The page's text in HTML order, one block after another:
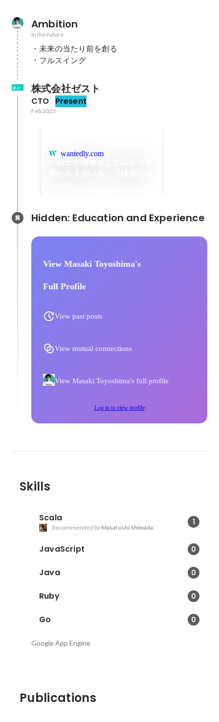
Ambition
In the future
・未来の当たり前を創る
・フルスイング
株式会社ゼスト
CTO Present
Feb 2023 -
wantedly.com
View Masaki Toyoshima's
Full Profile
View past posts
View mutual connections
View Masaki Toyoshima's full profile
Log in to view profile
Skills
Scala 1
Recommended by Masatoshi Shimada
JavaScript 0
Java 0
Ruby 0
Go 0
Google App Engine
Publications